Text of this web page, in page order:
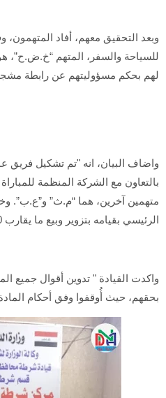
وبعد التحقيق معهم، أفاد
للسياحة والسفر، المتهم “خ.ض.ح”،
لهم بحكم مسؤوليتهم عن رابطة
واضاف البيان، انه "تم تشكيل فريق
بالتعاون مع الشركة المنظمة
متهمين آخرين، هما “م.ث” و”ع.ب”.
الرئيسي بقيامه بتزوير وبيع ما يقارب 450 بطاقة مزورة".
واكدت القيادة " تدوين أقوال جميع
بحقهم، حيث أُوقفوا وفق أحكام المادة 295 من قانون